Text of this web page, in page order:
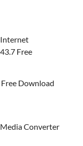
Free
Download
Converter